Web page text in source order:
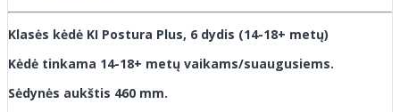
Klasės kėdė KI Postura Plus, 6 dydis (14-18+ metų)
Kėdė tinkama 14-18+ metų vaikams/suaugusiems.
Sėdynės aukštis 460 mm.